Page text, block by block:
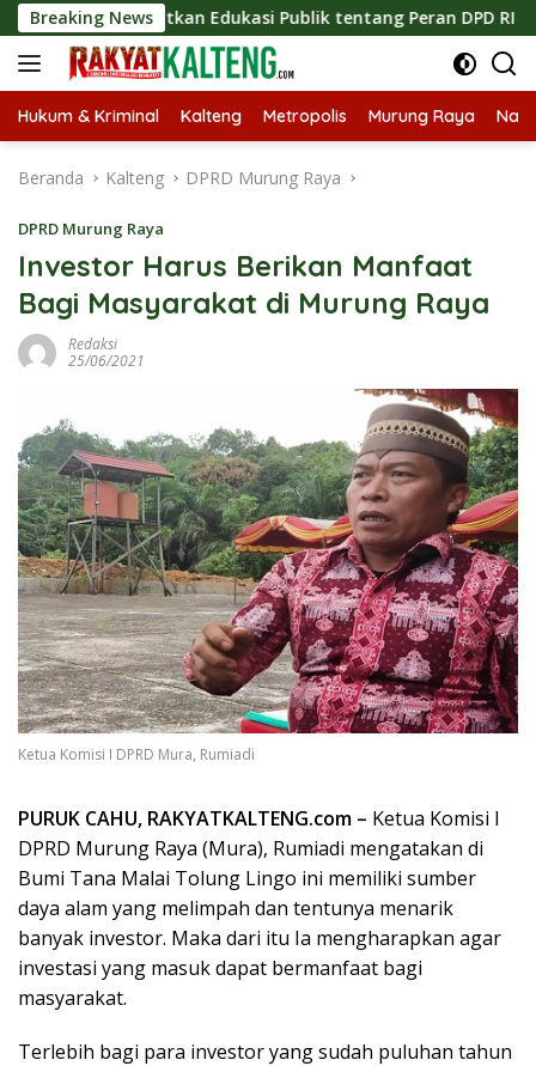
Langsung
ke
konten
Breaking News
Edukasi Publik tentang Peran DPD RI
Hukum & Kriminal Kalteng Metropolis Murung Raya
Beranda Kalteng DPRD Murung Raya
DPRD Murung Raya
Investor Harus Berikan Manfaat
Bagi Masyarakat di Murung Raya
Redaksi
25/06/2021
Ketua Komisi I DPRD Mura, Rumiadi
PURUK CAHU, RAKYATKALTENG.com – Ketua Komisi I
DPRD Murung Raya (Mura), Rumiadi mengatakan di
Bumi Tana Malai Tolung Lingo ini memiliki sumber
daya alam yang melimpah dan tentunya menarik
banyak investor. Maka dari itu Ia mengharapkan agar
investasi yang masuk dapat bermanfaat bagi
masyarakat.
Terlebih bagi para investor yang sudah puluhan tahun